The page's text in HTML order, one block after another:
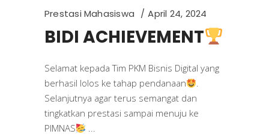
Prestasi Mahasiswa April 24, 2024
BIDI ACHIEVEMENT
Selamat kepada Tim PKM Bisnis Digital yang
berhasil lolos ke tahap pendanaan
.
Selanjutnya agar terus semangat dan
tingkatkan prestasi sampai menuju ke
PIMNAS